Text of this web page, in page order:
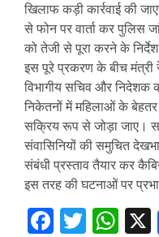
खिलाफ कड़ी कार्रवाई की
से फोन पर वार्ता कर पुलिस
को तेजी से पूरा करने के निर्देश
इस पूरे प्रकरण के बीच मंत्री
विभागीय सचिव और निदेशक
निकेतनों में महिलाओं के बेहतर
सक्रिय रूप से जोड़ा जाए।
संवासिनियों की समुचित
संबंधी प्रस्ताव तैयार कर
इस तरह की घटनाओं पर